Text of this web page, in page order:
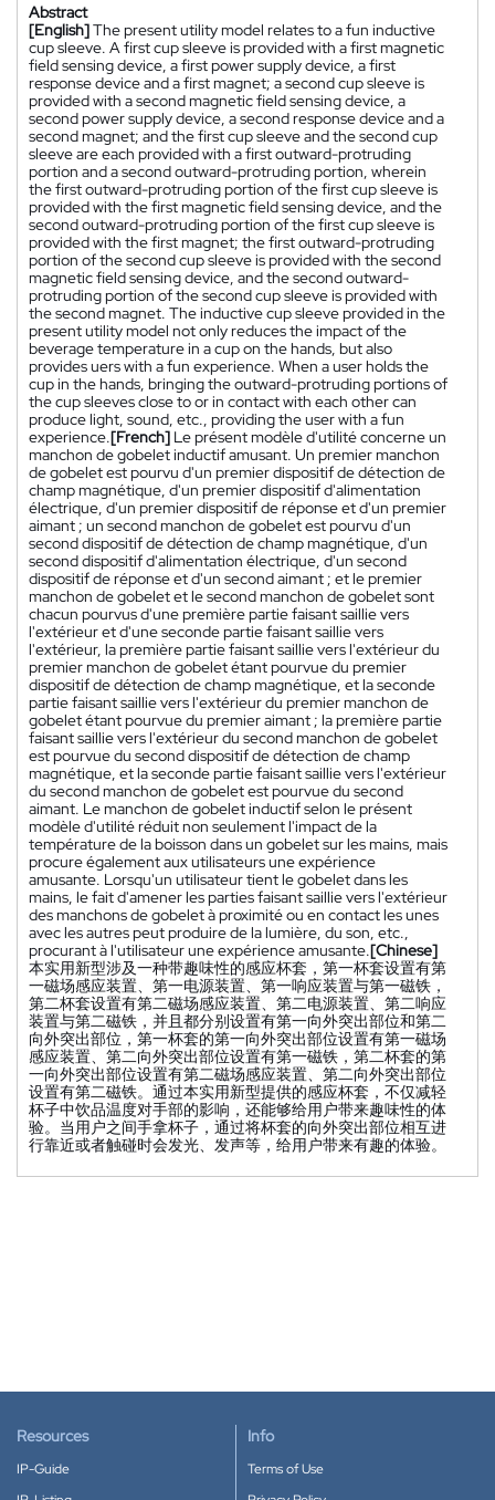
Abstract
[English]The present utility model relates to a fun inductive
cup sleeve. A first cup sleeve is provided with a first magnetic
field sensing device, a first power supply device, a first
response device and a first magnet; a second cup sleeve is
provided with a second magnetic field sensing device, a
second power supply device, a second response device and a
second magnet; and the first cup sleeve and the second cup
sleeve are each provided with a first outward-protruding
portion and a second outward-protruding portion, wherein
the first outward-protruding portion of the first cup sleeve is
provided with the first magnetic field sensing device, and the
second outward-protruding portion of the first cup sleeve is
provided with the first magnet; the first outward-protruding
portion of the second cup sleeve is provided with the second
magnetic field sensing device, and the second outward-
protruding portion of the second cup sleeve is provided with
the second magnet. The inductive cup sleeve provided in the
present utility model not only reduces the impact of the
beverage temperature in a cup on the hands, but also
provides uers with a fun experience. When a user holds the
cup in the hands, bringing the outward-protruding portions of
the cup sleeves close to or in contact with each other can
produce light, sound, etc., providing the user with a fun
experience.[French] Le présent modèle d'utilité concerne un
manchon de gobelet inductif amusant. Un premier manchon
de gobelet est pourvu d'un premier dispositif de détection de
champ magnétique, d'un premier dispositif d'alimentation
électrique, d'un premier dispositif de réponse et d'un premier
aimant ; un second manchon de gobelet est pourvu d'un
second dispositif de détection de champ magnétique, d'un
second dispositif d'alimentation électrique, d'un second
dispositif de réponse et d'un second aimant ; et le premier
manchon de gobelet et le second manchon de gobelet sont
chacun pourvus d'une première partie faisant saillie vers
l'extérieur et d'une seconde partie faisant saillie vers
l'extérieur, la première partie faisant saillie vers l'extérieur du
premier manchon de gobelet étant pourvue du premier
dispositif de détection de champ magnétique, et la seconde
partie faisant saillie vers l'extérieur du premier manchon de
gobelet étant pourvue du premier aimant ; la première partie
faisant saillie vers l'extérieur du second manchon de gobelet
est pourvue du second dispositif de détection de champ
magnétique, et la seconde partie faisant saillie vers l'extérieur
du second manchon de gobelet est pourvue du second
aimant. Le manchon de gobelet inductif selon le présent
modèle d'utilité réduit non seulement l'impact de la
température de la boisson dans un gobelet sur les mains, mais
procure également aux utilisateurs une expérience
amusante. Lorsqu'un utilisateur tient le gobelet dans les
mains, le fait d'amener les parties faisant saillie vers l'extérieur
des manchons de gobelet à proximité ou en contact les unes
avec les autres peut produire de la lumière, du son, etc.,
procurant à l'utilisateur une expérience amusante.[Chinese]
本实用新型涉及一种带趣味性的感应杯套，第一杯套设置有第
一磁场感应装置、第一电源装置、第一响应装置与第一磁铁，
第二杯套设置有第二磁场感应装置、第二电源装置、第二响应
装置与第二磁铁，并且都分别设置有第一向外突出部位和第二
向外突出部位，第一杯套的第一向外突出部位设置有第一磁场
感应装置、第二向外突出部位设置有第一磁铁，第二杯套的第
一向外突出部位设置有第二磁场感应装置、第二向外突出部位
设置有第二磁铁。通过本实用新型提供的感应杯套，不仅减轻
杯子中饮品温度对手部的影响，还能够给用户带来趣味性的体
验。当用户之间手拿杯子，通过将杯套的向外突出部位相互进
行靠近或者触碰时会发光、发声等，给用户带来有趣的体验。
Resources
IP-Guide
Info
Terms of Use